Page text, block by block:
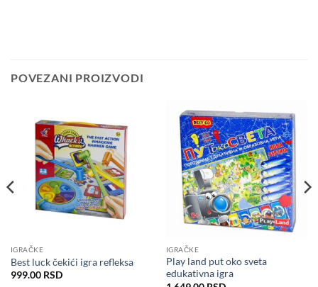
POVEZANI PROIZVODI
IGRAČKE
Best luck čekići igra refleksa
999.00 RSD
IGRAČKE
Play land put oko sveta
edukativna igra